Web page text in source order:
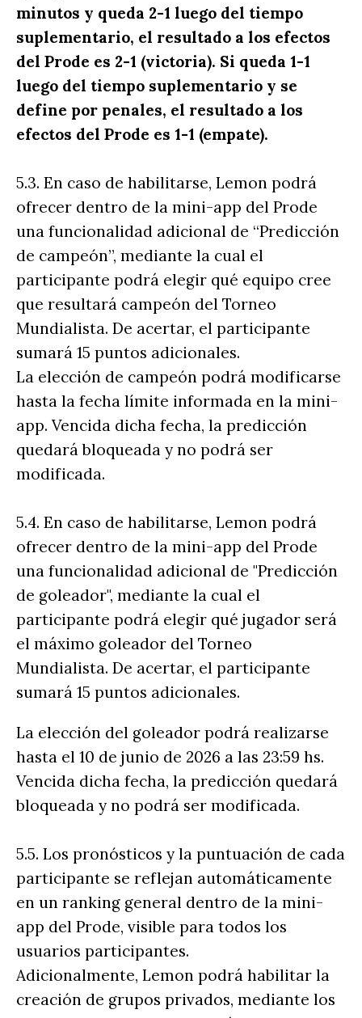
minutos y queda 2-1 luego del tiempo
suplementario, el resultado a los efectos
del Prode es 2-1 (victoria). Si queda 1-1
luego del tiempo suplementario y se
define por penales, el resultado a los
efectos del Prode es 1-1 (empate).
5.3. En caso de habilitarse, Lemon podrá
ofrecer dentro de la mini-app del Prode
una funcionalidad adicional de “Predicción
de campeón”, mediante la cual el
participante podrá elegir qué equipo cree
que resultará campeón del Torneo
Mundialista. De acertar, el participante
sumará 15 puntos adicionales.
La elección de campeón podrá modificarse
hasta la fecha límite informada en la mini-
app. Vencida dicha fecha, la predicción
quedará bloqueada y no podrá ser
modificada.
5.4. En caso de habilitarse, Lemon podrá
ofrecer dentro de la mini-app del Prode
una funcionalidad adicional de "Predicción
de goleador", mediante la cual el
participante podrá elegir qué jugador será
el máximo goleador del Torneo
Mundialista. De acertar, el participante
sumará 15 puntos adicionales.
La elección del goleador podrá realizarse
hasta el 10 de junio de 2026 a las 23:59 hs.
Vencida dicha fecha, la predicción quedará
bloqueada y no podrá ser modificada.
5.5. Los pronósticos y la puntuación de cada
participante se reflejan automáticamente
en un ranking general dentro de la mini-
app del Prode, visible para todos los
usuarios participantes.
Adicionalmente, Lemon podrá habilitar la
creación de grupos privados, mediante los